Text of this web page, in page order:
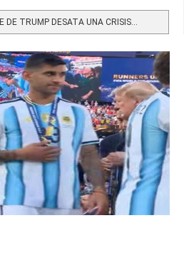
DE TRUMP DESATA UNA CRISIS...